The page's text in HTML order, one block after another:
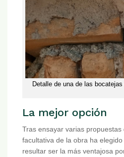
Detalle de una de las
La mejor opción
Tras ensayar varias propuestas
facultativa de la obra ha
resultar ser la más ventajosa